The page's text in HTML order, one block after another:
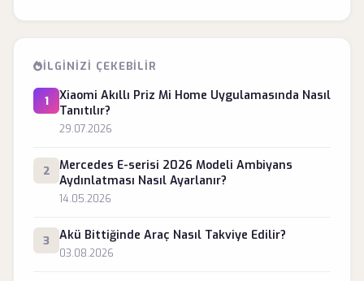
İLGINIZI ÇEKEBILIR
1
Xiaomi Akıllı Priz Mi Home Uygulamasında Nasıl
Tanıtılır?
29.07.2026
2
Mercedes E-serisi 2026 Modeli Ambiyans
Aydınlatması Nasıl Ayarlanır?
14.05.2026
3 Akü Bittiğinde Araç Nasıl Takviye Edilir?
03.08.2026